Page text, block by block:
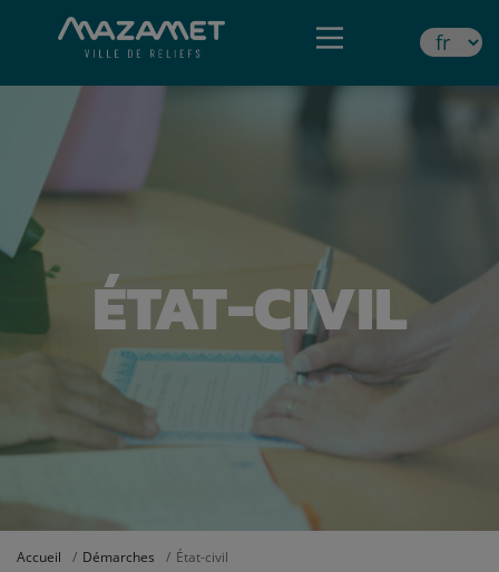
ÉTAT-CIVIL
Accueil Démarches État-civil